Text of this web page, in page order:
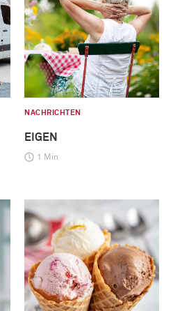
NACHRICHTEN
EIGEN
1 Min